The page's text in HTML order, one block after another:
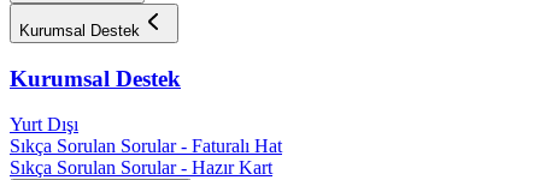
Kurumsal Destek
Kurumsal Destek
Yurt Dışı
Sıkça Sorulan Sorular - Faturalı Hat
Sıkça Sorulan Sorular - Hazır Kart